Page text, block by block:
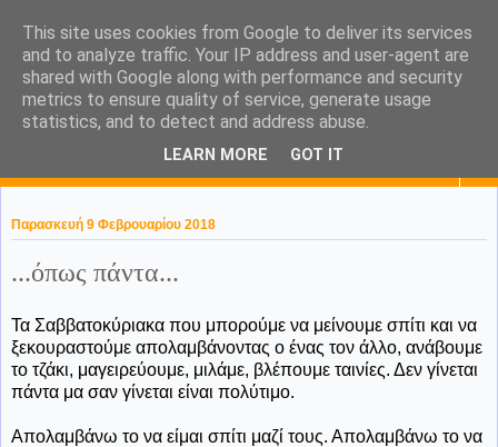
KaPa. Me without you...tea
without a biscuit!
Παρασκευή 9 Φεβρουαρίου 2018
...όπως πάντα...
Τα Σαββατοκύριακα που μπορούμε να μείνουμε σπίτι και να
ξεκουραστούμε απολαμβάνοντας ο ένας τον άλλο, ανάβουμε
το τζάκι, μαγειρεύουμε, μιλάμε, βλέπουμε ταινίες. Δεν γίνεται
πάντα μα σαν γίνεται είναι πολύτιμο.
Απολαμβάνω το να είμαι σπίτι μαζί τους. Απολαμβάνω το να
This site uses cookies from Google to deliver its services
and to analyze traffic. Your IP address and user-agent are
shared with Google along with performance and security
metrics to ensure quality of service, generate usage
statistics, and to detect and address abuse.
LEARN MORE GOT IT